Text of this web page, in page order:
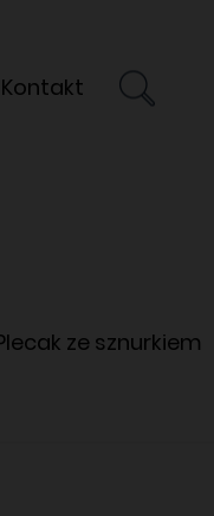
Kontakt
ze sznurkiem